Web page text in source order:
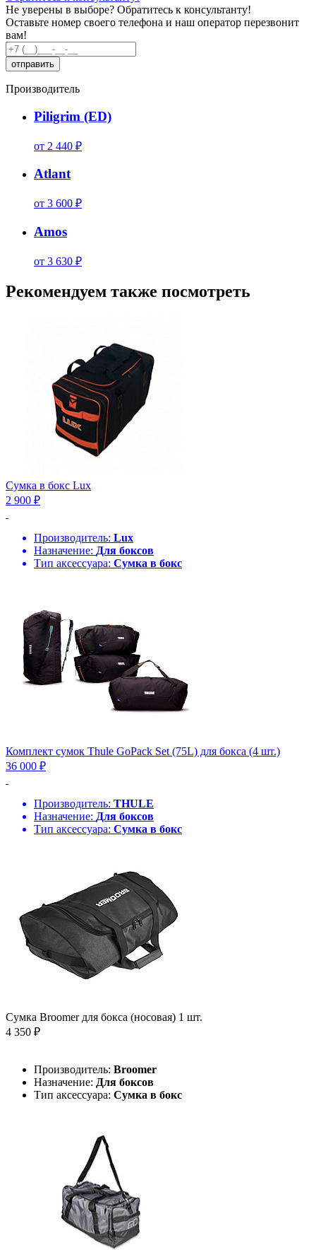
Не уверены в выборе? Обратитесь к консультанту!
Оставьте номер своего телефона и наш оператор перезвонит
вам!
Производитель
Piligrim (ED)
от 2 440 ₽
Atlant
от 3 600 ₽
Amos
от 3 630 ₽
Рекомендуем также посмотреть
Сумка в бокс Lux
2 900 ₽
Производитель: Lux
Назначение: Для боксов
Тип аксессуара: Сумка в бокс
Комплект сумок Thule GoPack Set (75L) для бокса (4 шт.)
36 000 ₽
Производитель: THULE
Назначение: Для боксов
Тип аксессуара: Сумка в бокс
Сумка Broomer для бокса (носовая) 1 шт.
4 350 ₽
Производитель: Broomer
Назначение: Для боксов
Тип аксессуара: Сумка в бокс